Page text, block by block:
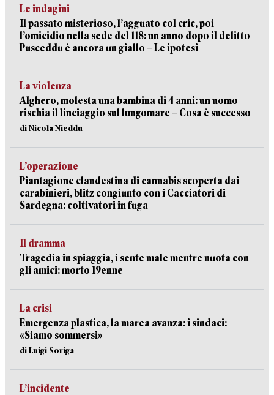
Le indagini
Il passato misterioso, l’agguato col cric, poi
l’omicidio nella sede del 118: un anno dopo il delitto
Pusceddu è ancora un giallo – Le ipotesi
La violenza
Alghero, molesta una bambina di 4 anni: un uomo
rischia il linciaggio sul lungomare – Cosa è successo
di Nicola Nieddu
L’operazione
Piantagione clandestina di cannabis scoperta dai
carabinieri, blitz congiunto con i Cacciatori di
Sardegna: coltivatori in fuga
Il dramma
Tragedia in spiaggia, i sente male mentre nuota con
gli amici: morto 19enne
La crisi
Emergenza plastica, la marea avanza: i sindaci:
«Siamo sommersi»
di Luigi Soriga
L’incidente